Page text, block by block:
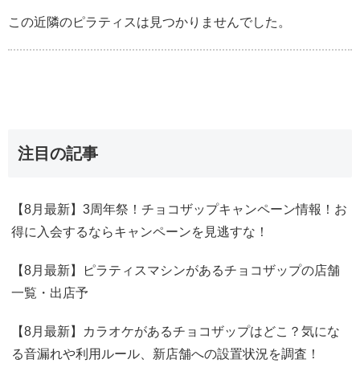
この近隣のピラティスは見つかりませんでした。
注目の記事
【8月最新】3周年祭！チョコザップキャンペーン情報！お
得に入会するならキャンペーンを見逃すな！
【8月最新】ピラティスマシンがあるチョコザップの店舗
一覧・出店予
【8月最新】カラオケがあるチョコザップはどこ？気にな
る音漏れや利用ルール、新店舗への設置状況を調査！